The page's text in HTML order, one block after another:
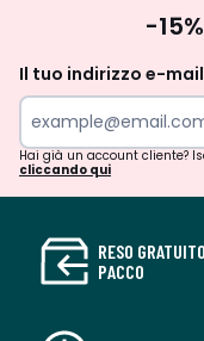
-
Il tuo indirizzo e-mail
Hai già un account cliente?
cliccando qui
RESO
PACCO